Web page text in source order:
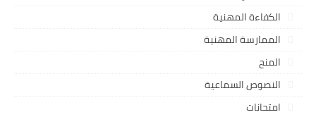
الكفاءة المهنية
الممارسة المهنية
المنح
النصوص السماعية
امتحانات